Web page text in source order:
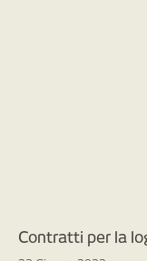
Contratti per la